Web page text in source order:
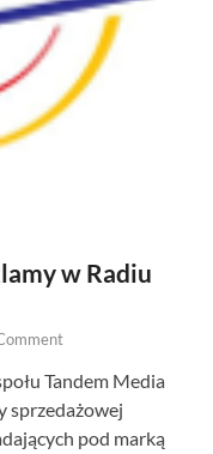
w Radiu
Tandem Media
sprzedażowej
pod marką